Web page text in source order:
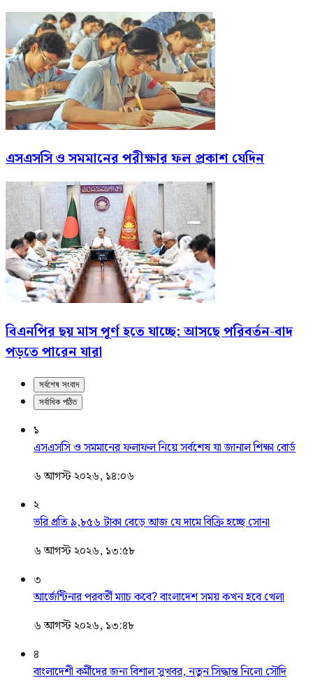
এসএসসি ও সমমানের পরীক্ষার ফল প্রকাশ যেদিন
বিএনপির ছয় মাস পূর্ণ হতে যাচ্ছে: আসছে পরিবর্তন-বাদ
পড়তে পারেন যারা
সর্বশেষ সংবাদ
সর্বাধিক পঠিত
১
এসএসসি ও সমমানের ফলাফল নিয়ে সর্বশেষ যা জানাল শিক্ষা বোর্ড
৬ আগস্ট ২০২৬, ১৪:০৬
২
ভরি প্রতি ৯,৮৫৬ টাকা বেড়ে আজ যে দামে বিক্রি হচ্ছে সোনা
৬ আগস্ট ২০২৬, ১৩:৫৮
৩
আর্জেন্টিনার পরবর্তী ম্যাচ কবে? বাংলাদেশ সময় কখন হবে খেলা
৬ আগস্ট ২০২৬, ১৩:৪৮
৪
বাংলাদেশী কর্মীদের জন্য বিশাল সুখবর, নতুন সিদ্ধান্ত নিলো সৌদি